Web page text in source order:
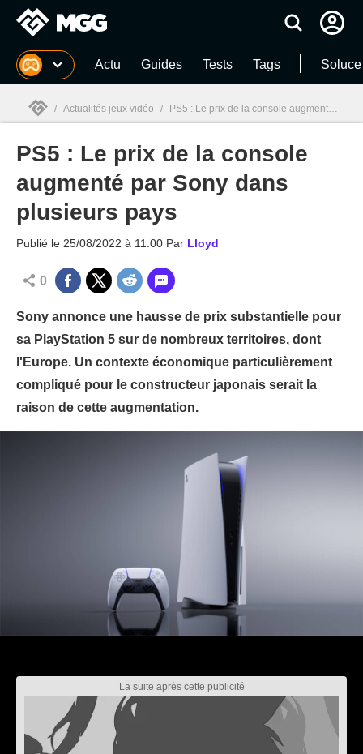
MGG Actu Guides Tests Tags
MGG
/ Actualités jeux vidéo / PS5 : Le prix de la console augmenté par Sony dans plusieurs pays
PS5 : Le prix de la console
augmenté par Sony dans
plusieurs pays
Publié le 25/08/2022 à 11:00 Par Lloyd
0
Sony annonce une hausse de prix substantielle pour
sa PlayStation 5 sur de nombreux territoires, dont
l'Europe. Un contexte économique particulièrement
compliqué pour le constructeur japonais serait la
raison de cette augmentation.